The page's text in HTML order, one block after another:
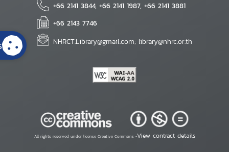
+66 2141 3844, +66 2141 1987, +66 2141 3881
+66 2143 7746
NHRCT.Library@gmail.com; library@nhrc.or.th
All rights reserved under license Creative Commons •View contract details